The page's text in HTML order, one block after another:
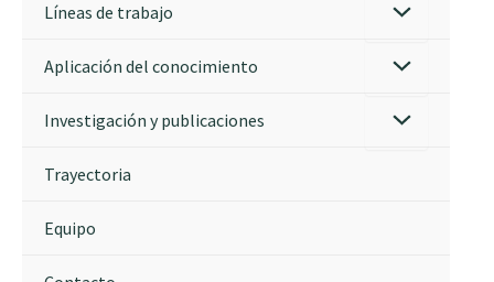
Líneas de trabajo
Aplicación del conocimiento
Investigación y publicaciones
Trayectoria
Equipo